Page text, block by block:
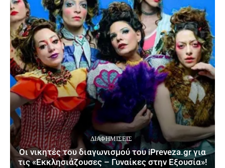
ΔΙΑΦΗΜΊΣΕΙΣ
Οι νικητές του διαγωνισμού του iPreveza.gr για
τις «Εκκλησιάζουσες – Γυναίκες στην Εξουσία»!